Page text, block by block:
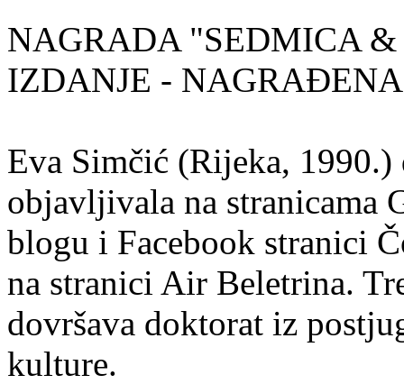
NAGRADA "SEDMICA
IZDANJE -
Eva Simčić (Rijeka, 1990.)
objavljivala na stranicama
blogu i Facebook stranici
na stranici Air Beletrina.
dovršava doktorat iz
kulture.